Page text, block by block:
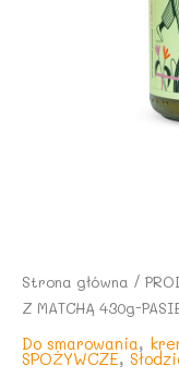
Strona główna /
Z MATCHĄ 430g-
Do smarowania,
SPOŻYWCZE,